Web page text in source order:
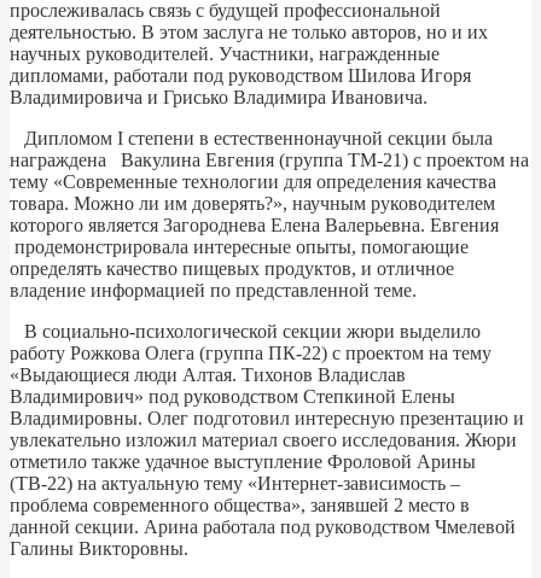
прослеживалась связь с будущей профессиональной
деятельностью. В этом заслуга не только авторов, но и их
научных руководителей. Участники, награжденные
дипломами, работали под руководством Шилова Игоря
Владимировича и Грисько Владимира Ивановича.
Дипломом I степени в естественнонаучной секции была
награждена Вакулина Евгения (группа ТМ-21) с проектом на
тему «Современные технологии для определения качества
товара. Можно ли им доверять?», научным руководителем
которого является Загороднева Елена Валерьевна. Евгения
продемонстрировала интересные опыты, помогающие
определять качество пищевых продуктов, и отличное
владение информацией по представленной теме.
В социально-психологической секции жюри выделило
работу Рожкова Олега (группа ПК-22) с проектом на тему
«Выдающиеся люди Алтая. Тихонов Владислав
Владимирович» под руководством Степкиной Елены
Владимировны. Олег подготовил интересную презентацию и
увлекательно изложил материал своего исследования. Жюри
отметило также удачное выступление Фроловой Арины
(ТВ-22) на актуальную тему «Интернет-зависимость –
проблема современного общества», занявшей 2 место в
данной секции. Арина работала под руководством Чмелевой
Галины Викторовны.